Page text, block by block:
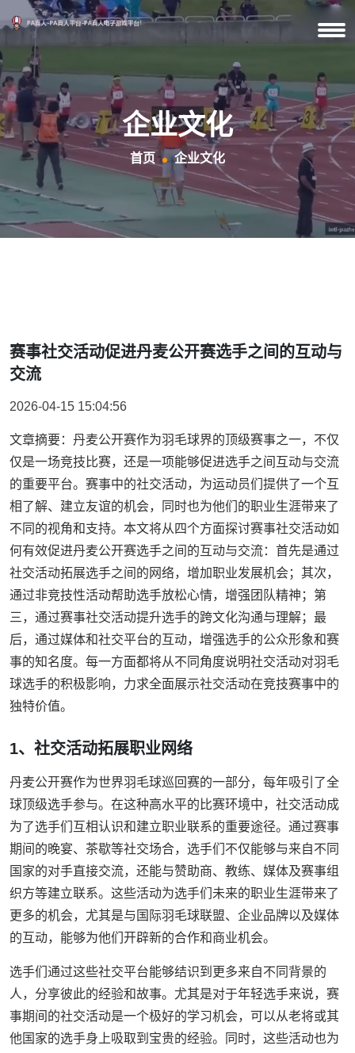
企业文化
首页 企业文化
赛事社交活动促进丹麦公开赛选手之间的互动与
交流
2026-04-15 15:04:56
文章摘要：丹麦公开赛作为羽毛球界的顶级赛事之一，不仅
仅是一场竞技比赛，还是一项能够促进选手之间互动与交流
的重要平台。赛事中的社交活动，为运动员们提供了一个互
相了解、建立友谊的机会，同时也为他们的职业生涯带来了
不同的视角和支持。本文将从四个方面探讨赛事社交活动如
何有效促进丹麦公开赛选手之间的互动与交流：首先是通过
社交活动拓展选手之间的网络，增加职业发展机会；其次，
通过非竞技性活动帮助选手放松心情，增强团队精神；第
三，通过赛事社交活动提升选手的跨文化沟通与理解；最
后，通过媒体和社交平台的互动，增强选手的公众形象和赛
事的知名度。每一方面都将从不同角度说明社交活动对羽毛
球选手的积极影响，力求全面展示社交活动在竞技赛事中的
独特价值。
1、社交活动拓展职业网络
丹麦公开赛作为世界羽毛球巡回赛的一部分，每年吸引了全
球顶级选手参与。在这种高水平的比赛环境中，社交活动成
为了选手们互相认识和建立职业联系的重要途径。通过赛事
期间的晚宴、茶歇等社交场合，选手们不仅能够与来自不同
国家的对手直接交流，还能与赞助商、教练、媒体及赛事组
织方等建立联系。这些活动为选手们未来的职业生涯带来了
更多的机会，尤其是与国际羽毛球联盟、企业品牌以及媒体
的互动，能够为他们开辟新的合作和商业机会。
选手们通过这些社交平台能够结识到更多来自不同背景的
人，分享彼此的经验和故事。尤其是对于年轻选手来说，赛
事期间的社交活动是一个极好的学习机会，可以从老将或其
他国家的选手身上吸取到宝贵的经验。同时，这些活动也为